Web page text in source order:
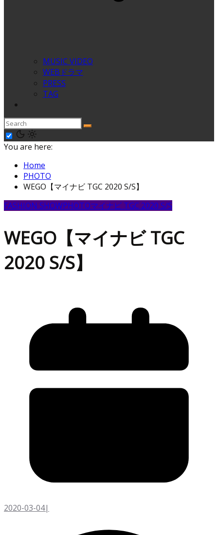
MUSIC VIDEO
WEBドラマ
PRESS
TAG
You are here:
Home
PHOTO
WEGO【マイナビ TGC 2020 S/S】
FASHION SHOWPHOTOマイナビ TGC 2020 S/S
WEGO【マイナビ TGC
2020 S/S】
2020-03-04|